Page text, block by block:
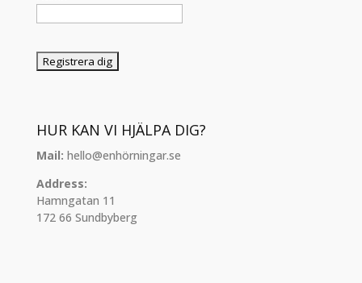
HUR KAN VI HJÄLPA DIG?
Mail: hello@enhörningar.se
Address:
Hamngatan 11
172 66 Sundbyberg